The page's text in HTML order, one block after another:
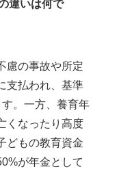
違いは何で
慮の事故や所定
支払われ、基準
。一方、養育年
くなったり高度
どもの教育資金
が年金として